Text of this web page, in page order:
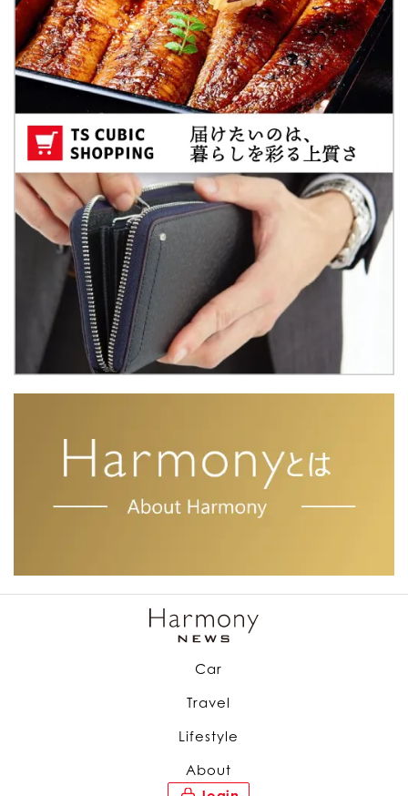
Car
Travel
Lifestyle
About